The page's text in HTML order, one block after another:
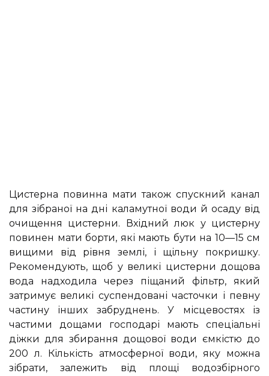
Цистерна повинна мати також спускний канал
для зібраної на дні каламутної води й осаду від
очищення цистерни. Вхідний люк у цистерну
повинен мати борти, які мають бути на 10—15 см
вищими від рівня землі, і щільну покришку.
Рекомендують, щоб у великі цистерни дощова
вода надходила через піщаний фільтр, який
затримує великі суспендовані часточки і певну
частину інших забруднень. У місцевостях із
частими дощами господарі мають спеціальні
діжки для збирання дощової води ємкістю до
200 л. Кількість атмосферної води, яку можна
зібрати, залежить від площі водозбірного